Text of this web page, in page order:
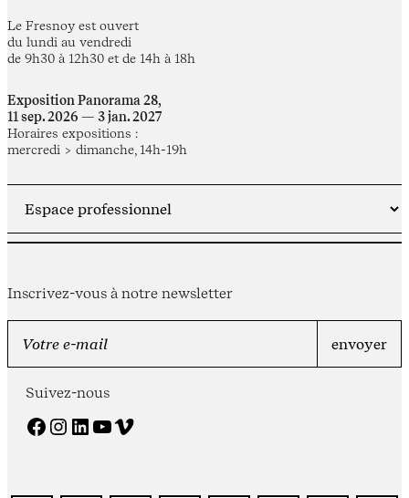
Le Fresnoy est ouvert
du lundi au vendredi
de 9h30 à 12h30 et de 14h à 18h
Exposition Panorama 28,
11 sep. 2026 — 3 jan. 2027
Horaires expositions :
mercredi > dimanche, 14h-19h
Inscrivez-vous à notre newsletter
Suivez-nous
Facebook Instagram LinkedIn YouTube Vimeo